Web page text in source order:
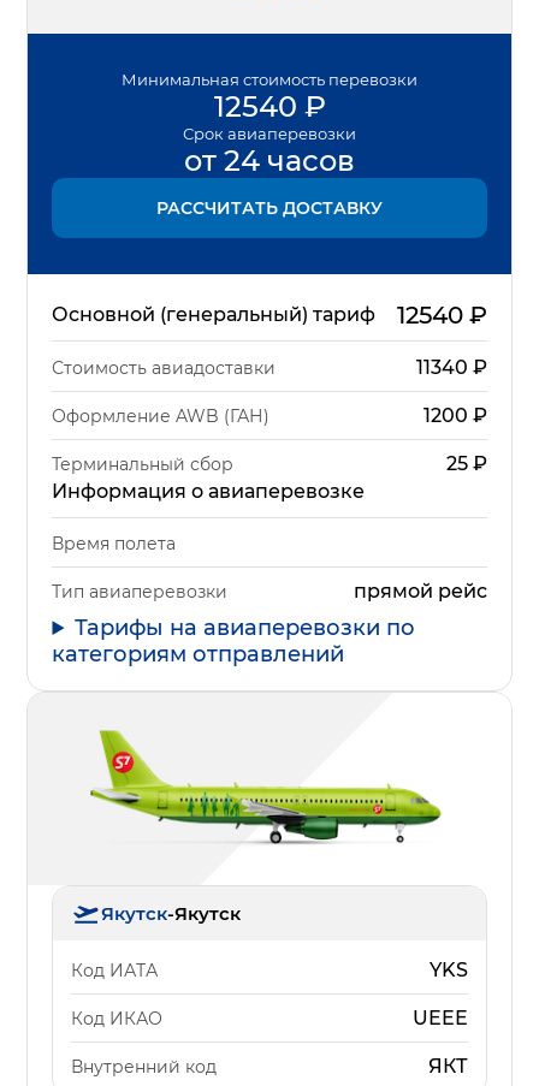
Минимальная стоимость перевозки
12540 ₽
Срок авиаперевозки
от 24 часов
РАССЧИТАТЬ ДОСТАВКУ
Основной (генеральный) тариф 12540₽
Стоимость авиадоставки 11340 ₽
Оформление AWB (ГАН) 1200 ₽
Терминальный сбор 25₽
Информация о авиаперевозке
Время полета
Тип авиаперевозки прямой рейс
Тарифы на авиаперевозки по
категориям отправлений
Якутск-Якутск
Код ИАТА YKS
Код ИКАО UEEE
Внутренний код ЯКТ